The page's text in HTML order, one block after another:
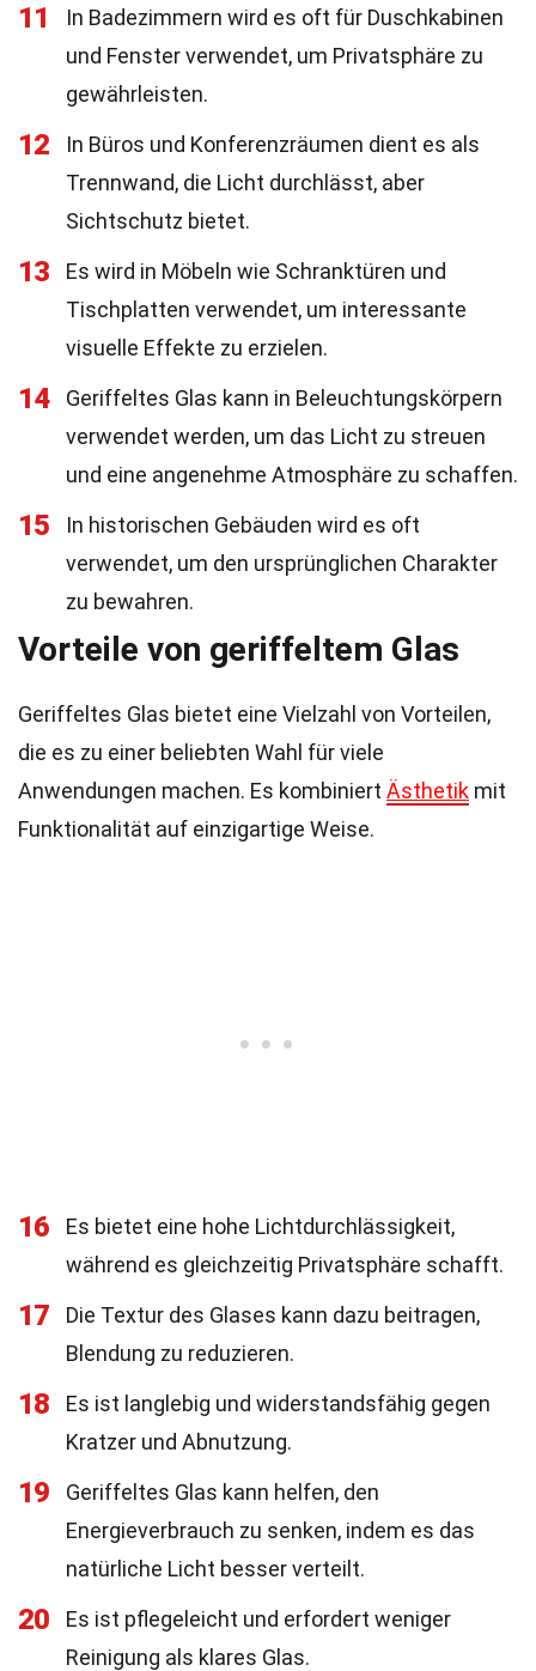
11
In Badezimmern wird es oft für Duschkabinen
und Fenster verwendet, um Privatsphäre zu
gewährleisten.
12
In Büros und Konferenzräumen dient es als
Trennwand, die Licht durchlässt, aber
Sichtschutz bietet.
13
Es wird in Möbeln wie Schranktüren und
Tischplatten verwendet, um interessante
visuelle Effekte zu erzielen.
14
Geriffeltes Glas kann in Beleuchtungskörpern
verwendet werden, um das Licht zu streuen
und eine angenehme Atmosphäre zu schaffen.
15
In historischen Gebäuden wird es oft
verwendet, um den ursprünglichen Charakter
zu bewahren.
Vorteile von geriffeltem Glas
Geriffeltes Glas bietet eine Vielzahl von Vorteilen,
die es zu einer beliebten Wahl für viele
Anwendungen machen. Es kombiniert Ästhetik mit
Funktionalität auf einzigartige Weise.
16
Es bietet eine hohe Lichtdurchlässigkeit,
während es gleichzeitig Privatsphäre schafft.
17
Die Textur des Glases kann dazu beitragen,
Blendung zu reduzieren.
18
Es ist langlebig und widerstandsfähig gegen
Kratzer und Abnutzung.
19
Geriffeltes Glas kann helfen, den
Energieverbrauch zu senken, indem es das
natürliche Licht besser verteilt.
20
Es ist pflegeleicht und erfordert weniger
Reinigung als klares Glas.